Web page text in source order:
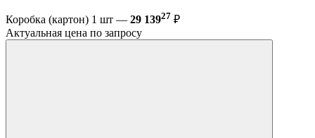
Коробка (картон) 1 шт — 29 13927 ₽
Актуальная цена по запросу